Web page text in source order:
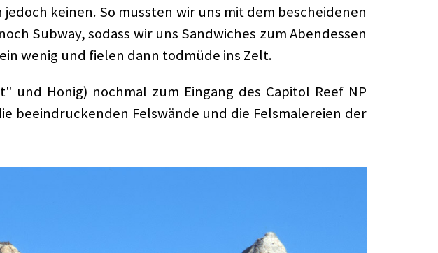
keinen. So mussten wir uns mit dem bescheidenen
Subway, sodass wir uns Sandwiches zum Abendessen
wenig und fielen dann todmüde ins Zelt.
Honig) nochmal zum Eingang des Capitol Reef NP
beeindruckenden Felswände und die Felsmalereien der